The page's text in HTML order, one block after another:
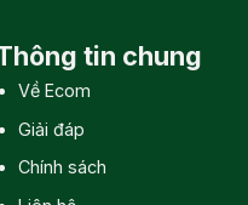
tin chung
Về Ecom
Giải đáp
Chính sách